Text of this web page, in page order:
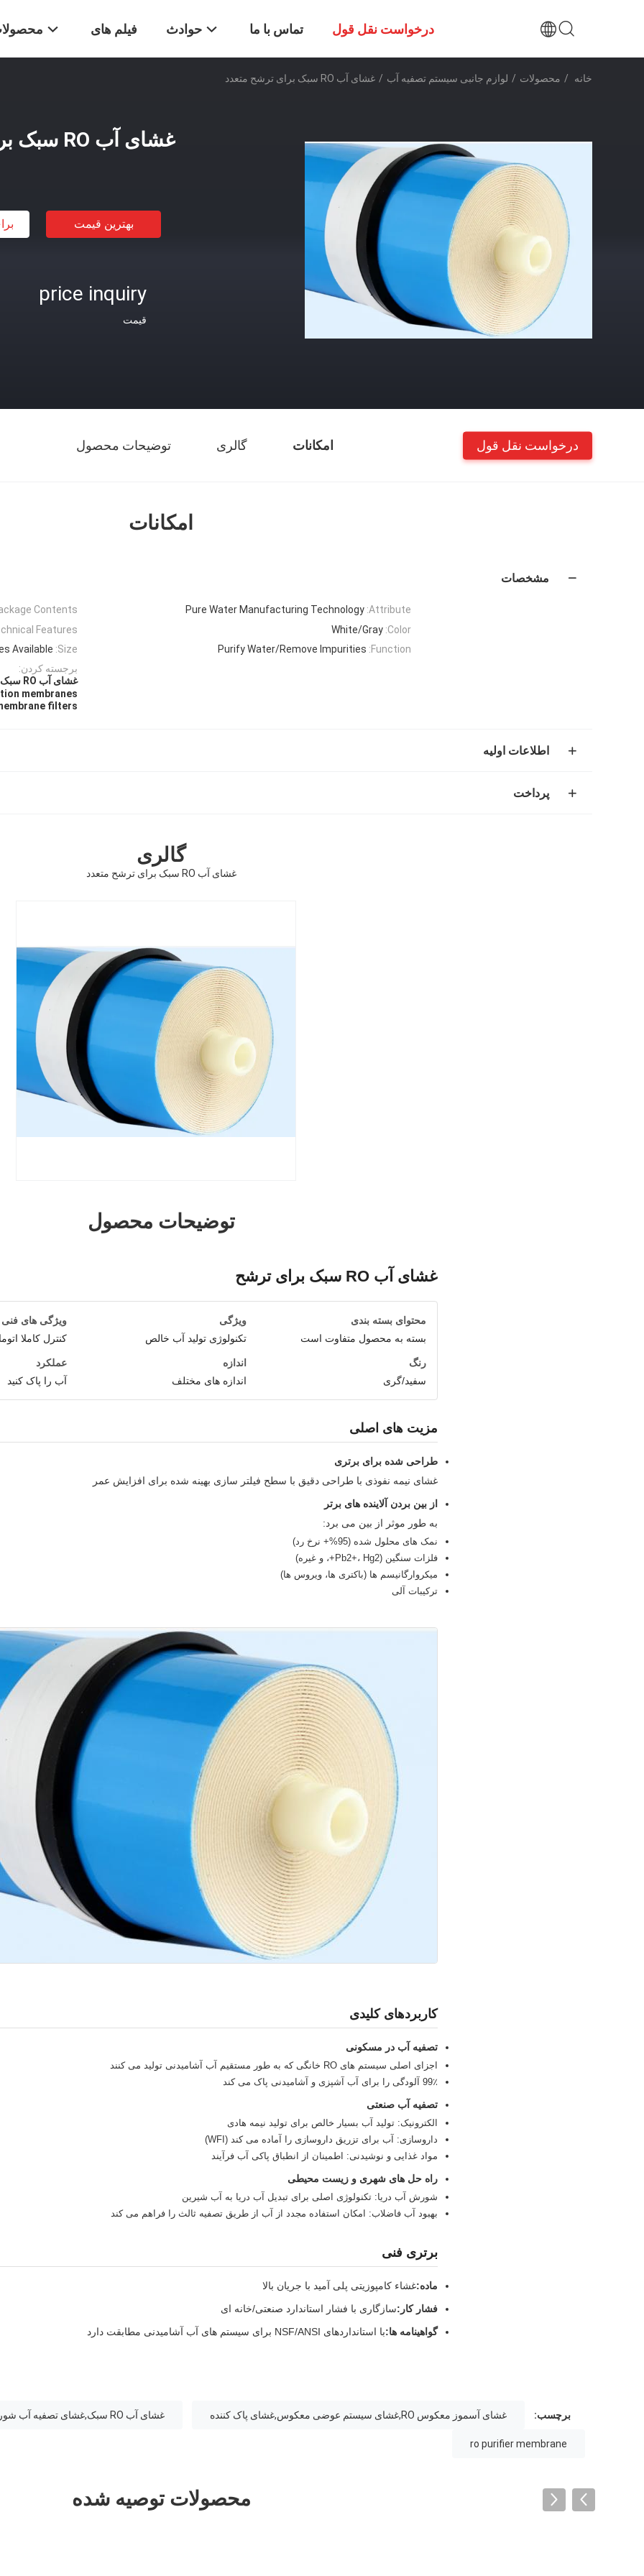
فیلم های حوادث تماس با ما درخواست نقل قول
خانه / محصولات / لوازم جانبی سیستم تصفیه آب / غشای آب RO سبک برای ترشح متعدد
غشای آب RO سبک برای ترشح متعدد
بهترین قیمت
price inquiry
قیمت
امکانات گالری توضیحات محصول درخواست نقل قول
امکانات
مشخصات
Contents: Attribute:
Pure Water Manufacturing Technology
Features:
Color:
White/Gray
Size:
Available Function:
Purify Water/Remove Impurities
برجسته کردن:
غشای آب RO سبک,غشای تصفیه آب شورش,فیلترهای چند منظوره غشای RO
membranes
filters
اطلاعات اولیه
پرداخت
گالری
غشای آب RO سبک برای ترشح متعدد
توضیحات محصول
غشای آب RO سبک برای ترشح
محتوای بسته بندی
بسته به محصول متفاوت است
ویژگی
تکنولوژی تولید آب خالص
ویژگی های فنی
کنترل کاملا
رنگ
سفید/گری
اندازه
اندازه های مختلف
عملکرد
آب را پاک کنید
مزیت های اصلی
طراحی شده برای برتری
غشای نیمه نفوذی با طراحی دقیق با سطح فیلتر سازی بهینه شده برای افزایش عمر
از بین بردن آلاینده های برتر
به طور موثر از بین می برد:
نمک های محلول شده (95%+ نرخ رد)
فلزات سنگین (Pb2+، Hg2+، و غیره)
میکروارگانیسم ها (باکتری ها، ویروس ها)
ترکیبات آلی
کاربردهای کلیدی
تصفیه آب در مسکونی
اجزای اصلی سیستم های RO خانگی که به طور مستقیم آب آشامیدنی تولید می کنند
99٪ آلودگی را برای آب آشپزی و آشامیدنی پاک می کند
تصفیه آب صنعتی
الکترونیک: تولید آب بسیار خالص برای تولید نیمه هادی
داروسازی: آب برای تزریق داروسازی را آماده می کند (WFI)
مواد غذایی و نوشیدنی: اطمینان از انطباق پاکی آب فرآیند
راه حل های شهری و زیست محیطی
شورش آب دریا: تکنولوژی اصلی برای تبدیل آب دریا به آب شیرین
بهبود آب فاضلاب: امکان استفاده مجدد از آب از طریق تصفیه ثالث را فراهم می کند
برتری فنی
ماده:غشاء کامپوزیتی پلی آمید با جریان بالا
فشار کار:سازگاری با فشار استاندارد صنعتی/خانه ای
گواهینامه ها:با استانداردهای NSF/ANSI برای سیستم های آب آشامیدنی مطابقت دارد
برچسب: غشای آسموز معکوس RO,غشای سیستم عوضی معکوس,غشای پاک کننده غشای آب RO سبک,غشای تصفیه آب شورش,فیلترهای چند منظوره غشای RO
ro purifier membrane
محصولات توصیه شده